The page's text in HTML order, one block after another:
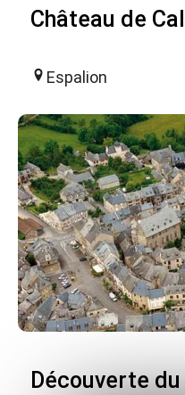
Château de
Espalion
Découverte